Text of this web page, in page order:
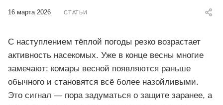
16 марта 2026 СТАТЬИ
С наступлением тёплой погоды резко возрастает
активность насекомых. Уже в конце весны многие
замечают: комары весной появляются раньше
обычного и становятся всё более назойливыми.
Это сигнал — пора задуматься о защите заранее, а